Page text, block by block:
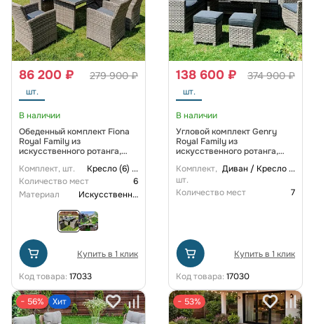
279 900 ₽
86 200 ₽
шт.
В наличии
Обеденный комплект Fiona
Royal Family из
искусственного ротанга,
Комплект, шт. Кресло (6) ...
Количество мест
6
Материал
Искусственный ротанг
Купить в 1 клик
Код товара: 17033
374 900 ₽
138 600 ₽
шт.
В наличии
Угловой комплект Genry
Royal Family из
искусственного ротанга,
Комплект,
шт.
Диван / Кресло...
Количество мест 7
Купить в 1 клик
Код товара: 17030
− 56% Хит − 53%